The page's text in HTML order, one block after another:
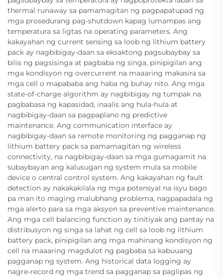
thermal runaway sa pamamagitan ng pagpapatupad ng
mga prosedurang pag-shutdown kapag lumampas ang
temperatura sa ligtas na operating parameters. Ang
kakayahan ng current sensing sa loob ng lithium battery
pack ay nagbibigay-daan sa eksaktong pagsubaybay sa
bilis ng pagsisinga at pagbaba ng singa, pinipigilan ang
mga kondisyon ng overcurrent na maaaring makasira sa
mga cell o mapababa ang haba ng buhay nito. Ang mga
state-of-charge algorithm ay nagbibigay ng tumpak na
pagbabasa ng kapasidad, inaalis ang hula-hula at
nagbibigay-daan sa pagpaplano ng predictive
maintenance. Ang communication interface ay
nagbibigay-daan sa remote monitoring ng pagganap ng
lithium battery pack sa pamamagitan ng wireless
connectivity, na nagbibigay-daan sa mga gumagamit na
subaybayan ang kalusugan ng system mula sa mobile
device o central control system. Ang kakayahan ng fault
detection ay nakakakilala ng mga potensyal na isyu bago
pa man ito maging malubhang problema, nagpapadala ng
mga alerto para sa mga aksyon sa preventive maintenance.
Ang mga cell balancing function ay tinitiyak ang pantay na
distribusyon ng singa sa lahat ng cell sa loob ng lithium
battery pack, pinipigilan ang mga mahinang kondisyon ng
cell na maaaring magdulot ng pagbaba sa kabuuang
pagganap ng system. Ang historical data logging ay
nagre-record ng mga trend sa pagganap sa paglipas ng